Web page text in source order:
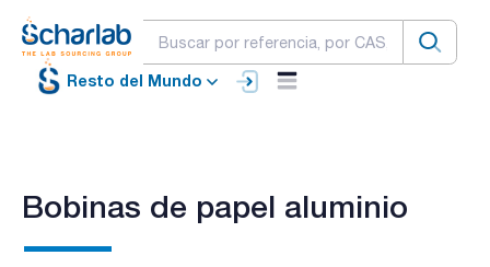
Resto del Mundo
Bobinas de papel aluminio